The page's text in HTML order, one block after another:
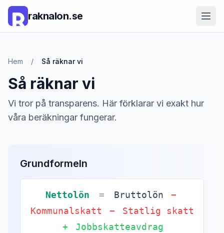
raknalon.se
Hem / Så räknar vi
Så räknar vi
Vi tror på transparens. Här förklarar vi exakt hur
våra beräkningar fungerar.
Grundformeln
Nettolön = Bruttolön
−
Kommunalskatt
−
Statlig skatt
+
Jobbskatteavdrag